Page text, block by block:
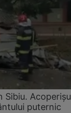
Sibiu.
puternic